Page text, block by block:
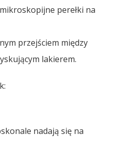
perełki na
przejściem między
lakierem.
nadają się na